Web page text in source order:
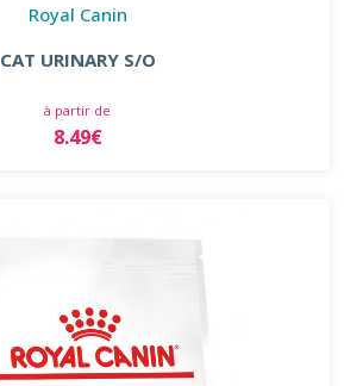
Royal Canin
CAT URINARY S/O
à partir de
8.49€